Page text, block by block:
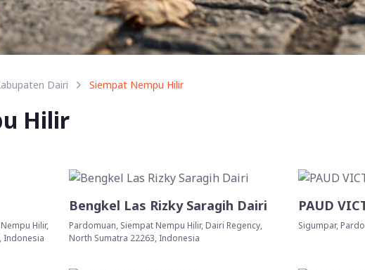
Dairi Siempat Nempu Hilir
Hilir
Hilir,
Indonesia
Bengkel Las Rizky Saragih Dairi
Pardomuan, Siempat Nempu Hilir, Dairi Regency,
North Sumatra 22263, Indonesia
PAUD
Sigumpar,